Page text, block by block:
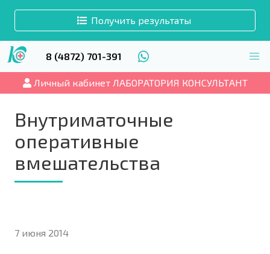
Получить результаты
8 (4872) 701-391
Личный кабинет ЛАБОРАТОРИЯ КОНСУЛЬТАНТ
Внутриматочные
оперативные
вмешательства
7 июня 2014